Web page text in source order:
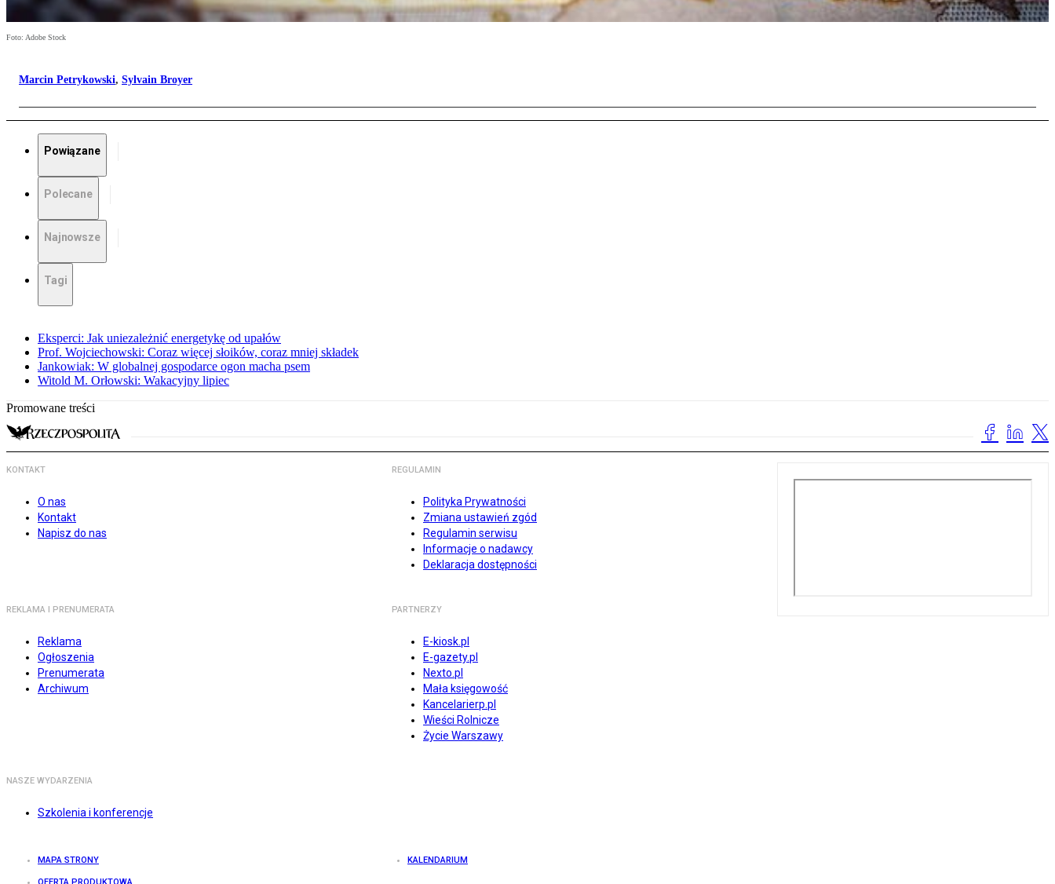
Foto: Adobe Stock
Marcin Petrykowski, Sylvain Broyer
Powiązane
Polecane
Najnowsze
Tagi
Eksperci: Jak uniezależnić energetykę od upałów
Prof. Wojciechowski: Coraz więcej słoików, coraz mniej składek
Jankowiak: W globalnej gospodarce ogon macha psem
Witold M. Orłowski: Wakacyjny lipiec
Promowane treści
KONTAKT
O nas
Kontakt
Napisz do nas
REGULAMIN
Polityka Prywatności
Zmiana ustawień zgód
Regulamin serwisu
Informacje o nadawcy
Deklaracja dostępności
REKLAMA I PRENUMERATA
Reklama
Ogłoszenia
Prenumerata
Archiwum
PARTNERZY
E-kiosk.pl
E-gazety.pl
Nexto.pl
Mała księgowość
Kancelarierp.pl
Wieści Rolnicze
Życie Warszawy
NASZE WYDARZENIA
Szkolenia i konferencje
MAPA STRONY KALENDARIUM